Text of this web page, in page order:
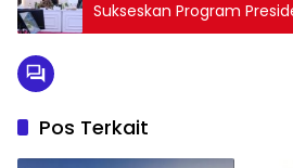
Sukseskan Program
Pos Terkait